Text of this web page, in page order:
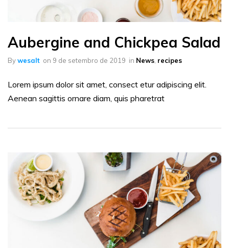
Aubergine and Chickpea Salad
Bywesalt on 9 de setembro de 2019 in News, recipes
Lorem ipsum dolor sit amet, consect etur adipiscing elit.
Aenean sagittis ornare diam, quis pharetrat